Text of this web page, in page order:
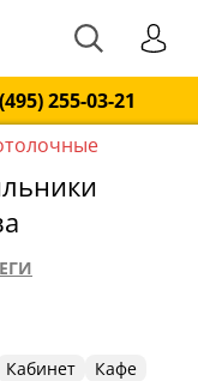
255-03-21
Кабинет
Кафе